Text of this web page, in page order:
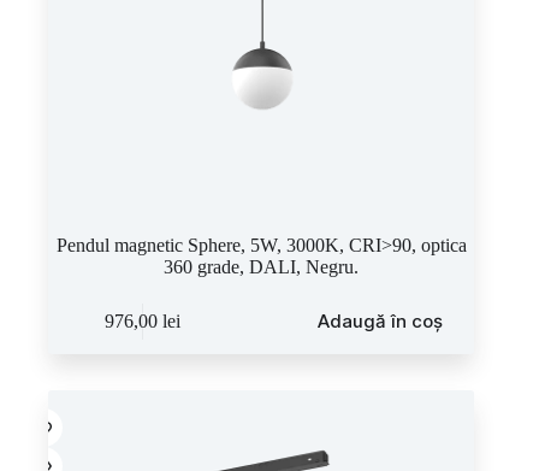
Pendul magnetic Sphere, 5W, 3000K, CRI>90, optica
360 grade, DALI, Negru.
976,00lei Adaugă în coș